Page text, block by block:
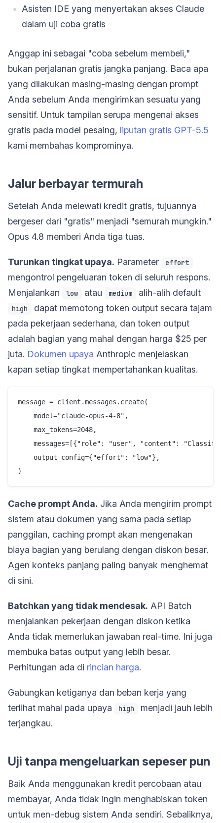
Asisten IDE yang menyertakan akses Claude
dalam uji coba gratis
Anggap ini sebagai "coba sebelum membeli,"
bukan perjalanan gratis jangka panjang. Baca apa
yang dilakukan masing-masing dengan prompt
Anda sebelum Anda mengirimkan sesuatu yang
sensitif. Untuk tampilan serupa mengenai akses
gratis pada model pesaing, liputan gratis GPT-5.5
kami membahas komprominya.
Jalur berbayar termurah
Setelah Anda melewati kredit gratis, tujuannya
bergeser dari "gratis" menjadi "semurah mungkin."
Opus 4.8 memberi Anda tiga tuas.
Turunkan tingkat upaya. Parameter effort
mengontrol pengeluaran token di seluruh respons.
Menjalankan
low atau medium alih-alih default
high
dapat memotong token output secara tajam
pada pekerjaan sederhana, dan token output
adalah bagian yang mahal dengan harga $25 per
juta. Dokumen upaya Anthropic menjelaskan
kapan setiap tingkat mempertahankan kualitas.
message = client.messages.create(
    model="claude-opus-4-8",
    max_tokens=2048,
messages=[{"role": "user", "content":
    output_config={"effort": "low"},
Cache prompt Anda. Jika Anda mengirim prompt
sistem atau dokumen yang sama pada setiap
panggilan, caching prompt akan mengenakan
biaya bagian yang berulang dengan diskon besar.
Agen konteks panjang paling banyak menghemat
di sini.
Batchkan yang tidak mendesak. API Batch
menjalankan pekerjaan dengan diskon ketika
Anda tidak memerlukan jawaban real-time. Ini juga
membuka batas output yang lebih besar.
Perhitungan ada di rincian harga.
Gabungkan ketiganya dan beban kerja yang
terlihat mahal pada upaya
high
menjadi jauh lebih
terjangkau.
Uji tanpa mengeluarkan sepeser pun
Baik Anda menggunakan kredit percobaan atau
membayar, Anda tidak ingin menghabiskan token
untuk men-debug sistem Anda sendiri. Sebaliknya,